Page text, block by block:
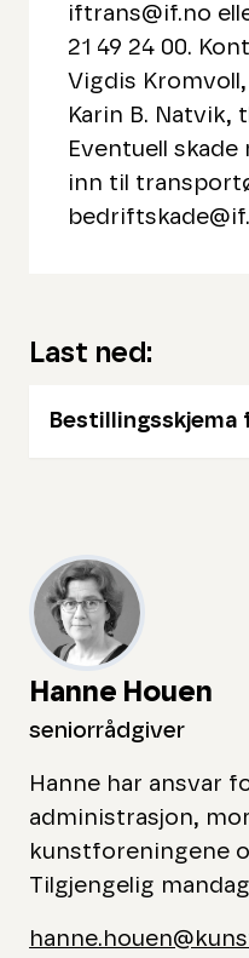
iftrans@if.no
21 49 24 00.
Vigdis
Karin B. Natvik,
Eventuell
inn til
Last ned:
Hanne Houen
seniorrådgiver
Hanne har ansvar
administrasjon,
kunstforeningene
Tilgjengelig